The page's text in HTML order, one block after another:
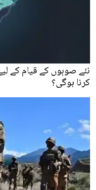
نئے صوبوں کے قیام کے
کرنا ہوگی؟